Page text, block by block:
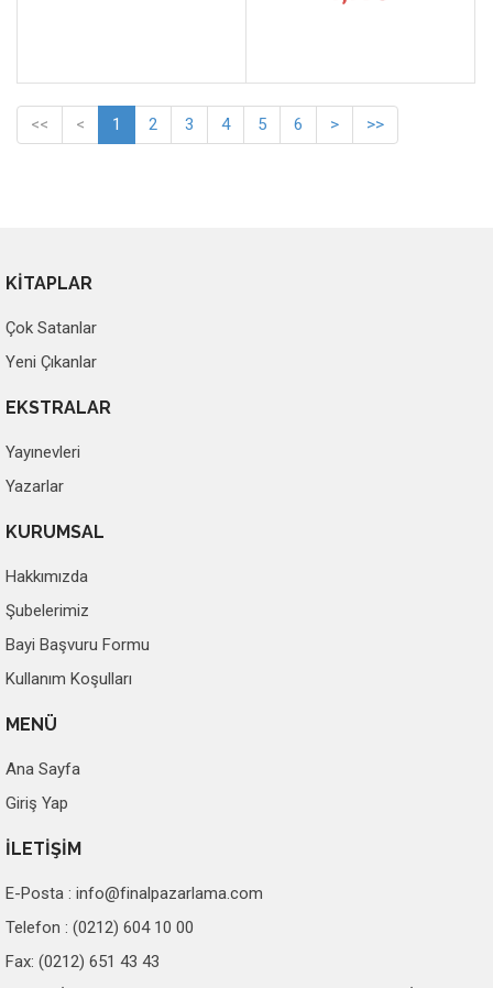
<< < 1 2 3 4 5 6 > >>
KİTAPLAR
Çok Satanlar
Yeni Çıkanlar
EKSTRALAR
Yayınevleri
Yazarlar
KURUMSAL
Hakkımızda
Şubelerimiz
Bayi Başvuru Formu
Kullanım Koşulları
MENÜ
Ana Sayfa
Giriş Yap
İLETİŞİM
E-Posta : info@finalpazarlama.com
Telefon : (0212) 604 10 00
Fax: (0212) 651 43 43